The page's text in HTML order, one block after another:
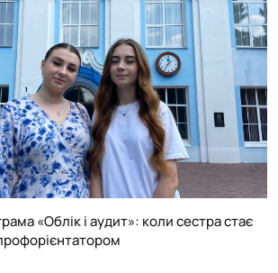
«Облік і аудит»: коли сестра стає